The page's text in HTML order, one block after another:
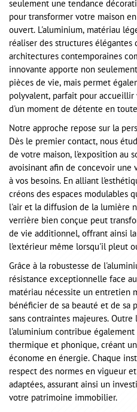
seulement une tendance
pour transformer votre maison
ouvert. L'aluminium, matériau
réaliser des structures
architectures contemporaines
innovante apporte non
pièces de vie, mais permet
polyvalent, parfait pour accueillir
d'un moment de détente en
Notre approche repose sur la
Dès le premier contact, nous
de votre maison, l'exposition au
avoisinant afin de concevoir une
à vos besoins. En alliant
créons des espaces modulables
l'air et la diffusion de la lumière
verrière bien conçue peut
de vie additionnel, offrant ainsi
l'extérieur même lorsqu'il pleut
Grâce à la robustesse de
résistance exceptionnelle face
matériau nécessite un entretien
bénéficier de sa beauté et de sa
sans contraintes majeures. Outre
l'aluminium contribue
thermique et phonique, créant
économe en énergie. Chaque
respect des normes en vigueur
adaptées, assurant ainsi un
votre patrimoine immobilier.